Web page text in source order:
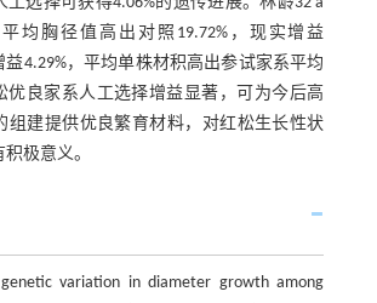
均胸径值高出对照19.72%，现实增益
益4.29%，平均单株材积高出参试家系平均
优良家系人工选择增益显著，可为今后高
组建提供优良繁育材料，对红松生长性状
极意义。
variation in diameter growth among